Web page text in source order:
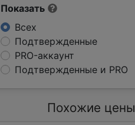
Показать
Всех
Подтвержденные
PRO-аккаунт
Подтвержденные и PRO
Похожие цены